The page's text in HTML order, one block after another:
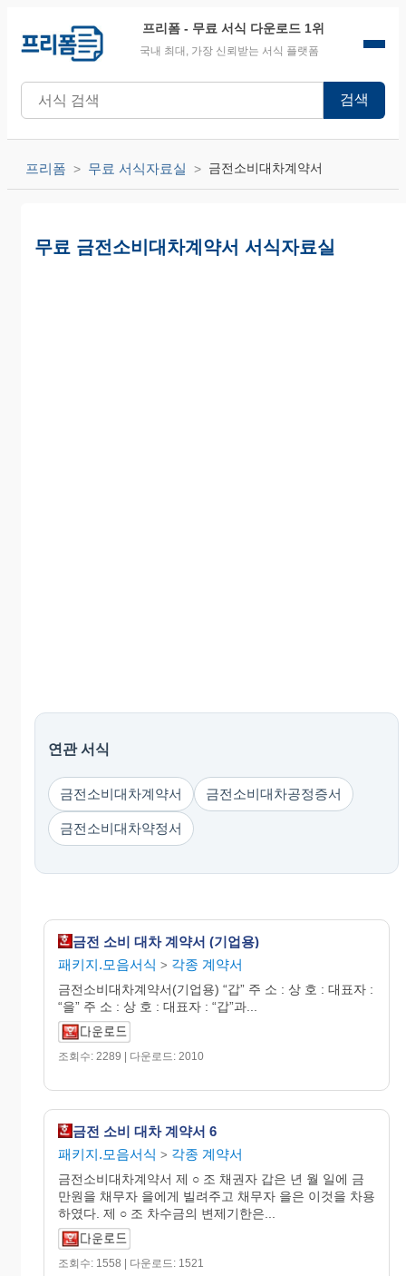
프리폼 - 무료 서식 다운로드 1위
국내 최대, 가장 신뢰받는 서식 플랫폼
검색
프리폼 무료 서식자료실 금전소비대차계약서
무료 금전소비대차계약서 서식자료실
연관 서식
금전소비대차계약서 금전소비대차공정증서
금전소비대차약정서
금전 소비 대차 계약서 (기업용)
패키지.모음서식 > 각종 계약서
금전소비대차계약서(기업용) “갑” 주 소 : 상 호 : 대표자 :
“을” 주 소 : 상 호 : 대표자 : “갑”과...
조회수: 2289 | 다운로드: 2010
금전 소비 대차 계약서 6
패키지.모음서식 > 각종 계약서
금전소비대차계약서 제 ○ 조 채권자 갑은 년 월 일에 금
만원을 채무자 을에게 빌려주고 채무자 을은 이것을 차용
하였다. 제 ○ 조 차수금의 변제기한은...
조회수: 1558 | 다운로드: 1521